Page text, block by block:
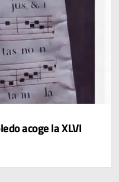
acoge la XLVI